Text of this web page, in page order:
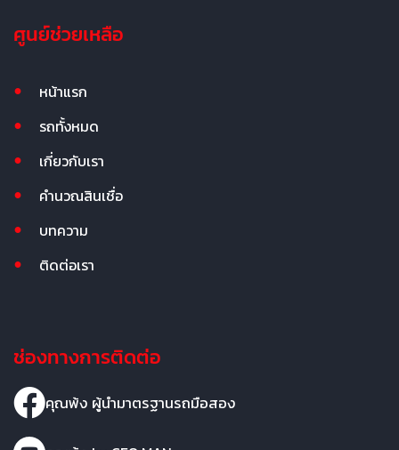
ศูนย์ช่วยเหลือ
หน้าแรก
รถทั้งหมด
เกี่ยวกับเรา
คำนวณสินเชื่อ
บทความ
ติดต่อเรา
ช่องทางการติดต่อ
คุณพ้ง ผู้นำมาตรฐานรถมือสอง